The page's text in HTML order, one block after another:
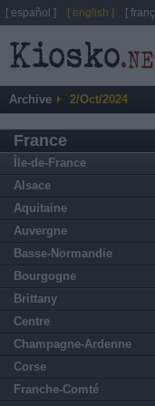
Archive 2/Oct/2024
France
Île-de-France
Alsace
Aquitaine
Auvergne
Basse-Normandie
Bourgogne
Brittany
Centre
Champagne-Ardenne
Corse
Franche-Comté
[ español ] [ english ] [